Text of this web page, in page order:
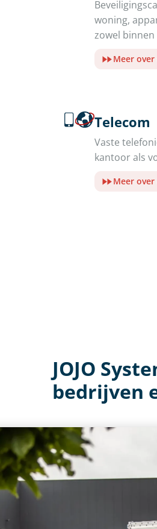
woning,
zowel
Meer
Telecom
Vaste
kantoor als
Meer
JOJO
bedrijven